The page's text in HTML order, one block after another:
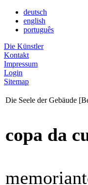
deutsch
english
português
Die Künstler
Kontakt
Impressum
Login
Sitemap
Die Seele der Gebäude
copa da